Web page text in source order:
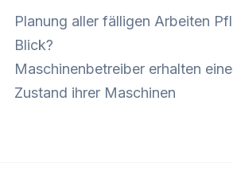
Planung aller fälligen Arbeiten
Blick?
Maschinenbetreiber erhalten
Zustand ihrer Maschinen